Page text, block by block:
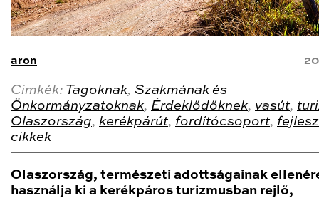
aron
Cimkék: Tagoknak, Szakmának és
Önkormányzatoknak, Érdeklődőknek, vasút,
Olaszország, kerékpárút, fordítócsoport,
cikkek
Olaszország, természeti adottságainak
használja ki a kerékpáros turizmusban rejlő,